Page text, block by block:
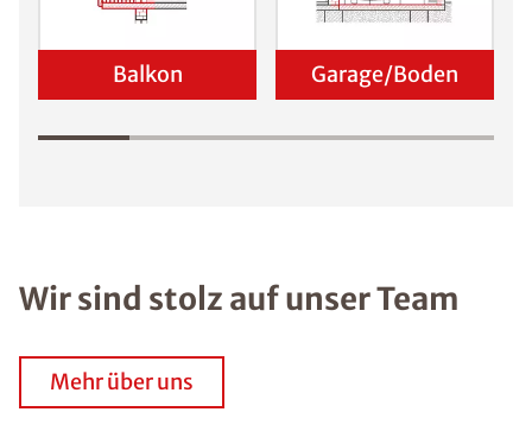
Balkon Garage/Boden
Wir sind stolz auf unser Team
Mehr über uns